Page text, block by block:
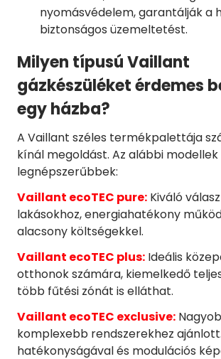
nyomásvédelem, garantálják a
biztonságos üzemeltetést.
Milyen típusú Vaillant
gázkészüléket érdemes
egy házba?
A Vaillant széles termékpalettája
kínál megoldást. Az alábbi modellek
legnépszerűbbek:
Vaillant ecoTEC pure: Kiváló
lakásokhoz, energiahatékony
alacsony költségekkel.
Vaillant ecoTEC plus: Ideális
otthonok számára, kiemelkedő
több fűtési zónát is elláthat.
Vaillant ecoTEC exclusive:
komplexebb rendszerekhez
hatékonyságával és modulációs